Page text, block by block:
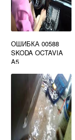
ОШИБКА 00588
SKODA OCTAVIA
A5